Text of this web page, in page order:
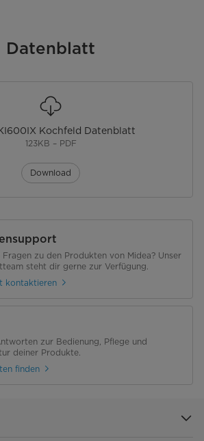
[Ø mm W] Ø220/1800/3000 Booster
[Ø mm W]
[Ø mm W] Ø220/1800/3000 Booster
220x400/3000/4000 Booster
Touch and Slide Control
Datenblatt
Kochfeld Datenblatt
123KB – PDF
Download
Fragen zu den Produkten von Midea? Unser
steht dir gerne zur Verfügung.
kontaktieren
zur Bedienung, Pflege und
deiner Produkte.
finden